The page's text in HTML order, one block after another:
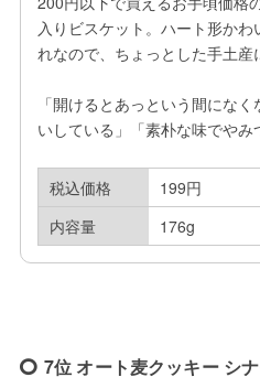
入りビスケット。ハート形か
れなので、ちょっとした手土産
「開けるとあっという間にな
いしている」「素朴な味でやみ
税込価格
199円
内容量
176g
7位 オート麦クッキー シ